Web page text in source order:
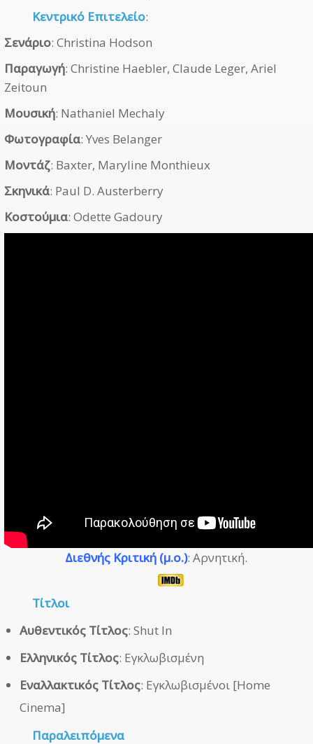
Κεντρικό Επιτελείο:
Σενάριο: Christina Hodson
Παραγωγή: Christine Haebler, Claude Leger, Ariel
Zeitoun
Μουσική: Nathaniel Mechaly
Φωτογραφία: Yves Belanger
Μοντάζ: Baxter, Maryline Monthieux
Σκηνικά: Paul D. Austerberry
Κοστούμια: Odette Gadoury
Διεθνής Κριτική (μ.ο.): Αρνητική.
Τίτλοι
Αυθεντικός Τίτλος: Shut In
Ελληνικός Τίτλος: Εγκλωβισμένη
Εναλλακτικός Τίτλος: Εγκλωβισμένοι [Home
Cinema]
Παραλειπόμενα